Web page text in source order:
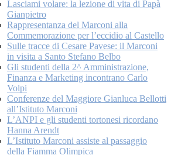
Lasciami volare: la lezione di vita di Papà
Gianpietro
Rappresentanza del Marconi alla
Commemorazione per l’eccidio al Castello
Sulle tracce di Cesare Pavese: il Marconi
in visita a Santo Stefano Belbo
Gli studenti della 2^ Amministrazione,
Finanza e Marketing incontrano Carlo
Volpi
Conferenze del Maggiore Gianluca Bellotti
all’Istituto Marconi
L’ANPI e gli studenti tortonesi ricordano
Hanna Arendt
L’Istituto Marconi assiste al passaggio
della Fiamma Olimpica